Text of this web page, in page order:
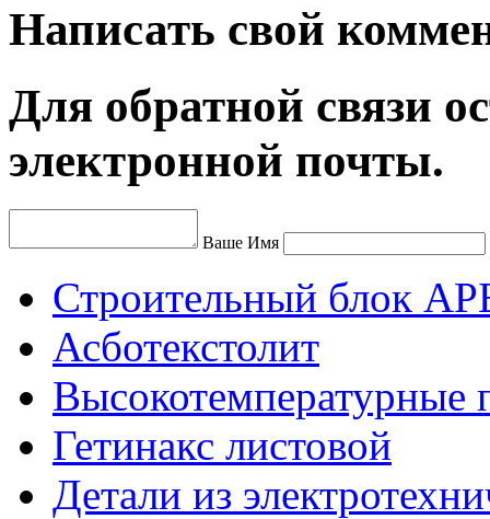
Написать свой
Для обратной связи
электронной почты.
Ваше Имя
Строительный блок
Асботекстолит
Высокотемпературные
Гетинакс листовой
Детали из